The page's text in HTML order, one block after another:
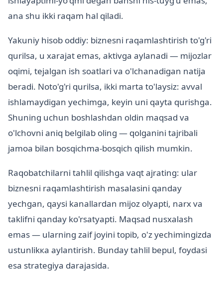
ana shu ikki raqam hal qiladi.
Yakuniy hisob oddiy: biznesni raqamlashtirish to'g'ri
qurilsa, u xarajat emas, aktivga aylanadi — mijozlar
oqimi, tejalgan ish soatlari va o'lchanadigan natija
beradi. Noto'g'ri qurilsa, ikki marta to'laysiz: avval
ishlamaydigan yechimga, keyin uni qayta qurishga.
Shuning uchun boshlashdan oldin maqsad va
o'lchovni aniq belgilab oling — qolganini tajribali
jamoa bilan bosqichma-bosqich qilish mumkin.
Raqobatchilarni tahlil qilishga vaqt ajrating: ular
biznesni raqamlashtirish masalasini qanday
yechgan, qaysi kanallardan mijoz olyapti, narx va
taklifni qanday ko'rsatyapti. Maqsad nusxalash
emas — ularning zaif joyini topib, o'z yechimingizda
ustunlikка aylantirish. Bunday tahlil bepul, foydasi
esa strategiya darajasida.